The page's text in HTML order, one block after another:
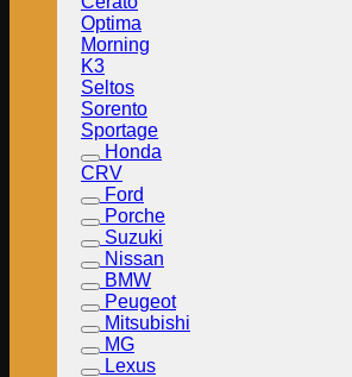
Optima
Morning
K3
Seltos
Sorento
Sportage
Honda
CRV
Ford
Porche
Suzuki
Nissan
BMW
Peugeot
Mitsubishi
MG
Lexus